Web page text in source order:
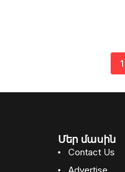
1
Մեր մասին
Contact Us